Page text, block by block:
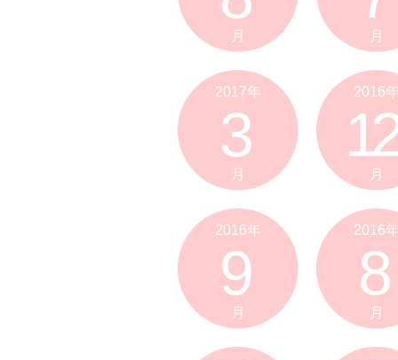
月 月
2017年
3
月
2016
12
月
2016年
9
月
2016
8
月